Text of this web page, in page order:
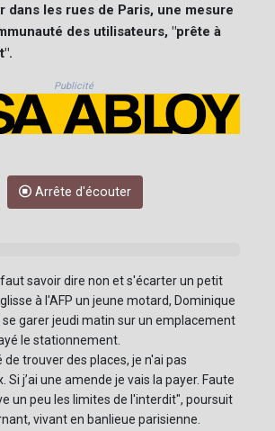
dans les rues de Paris, une mesure
des utilisateurs, "prête à
Publicité
Arrête d'écouter
savoir dire non et s'écarter un petit
à l'AFP un jeune motard, Dominique
se garer jeudi matin sur un emplacement
le stationnement.
trouver des places, je n'ai pas
Si j’ai une amende je vais la payer. Faute
un peu les limites de l'interdit", poursuit
vivant en banlieue parisienne.